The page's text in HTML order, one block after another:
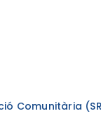
Comunitària